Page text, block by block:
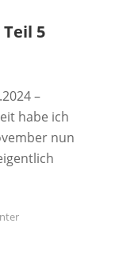
5
–
habe ich
nun